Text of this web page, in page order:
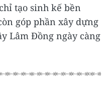
tạo sinh kế bền
góp phần xây dựng
Lâm Đồng ngày càng